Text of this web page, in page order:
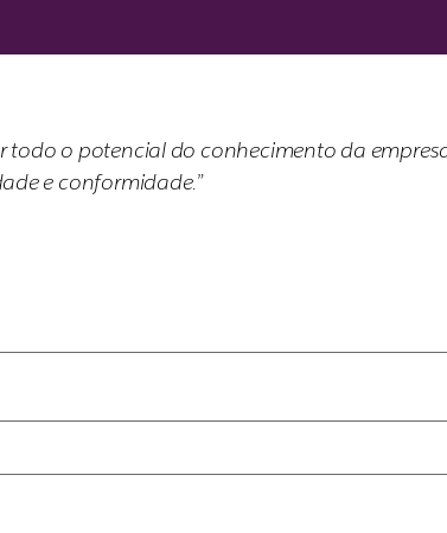
todo o potencial do conhecimento da
e conformidade.”